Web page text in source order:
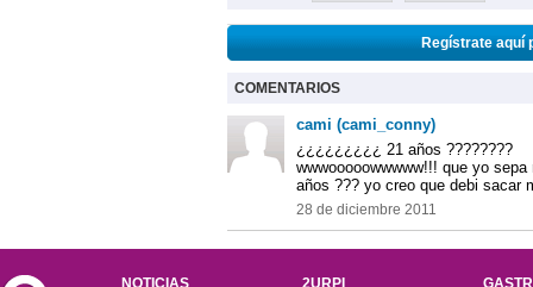
Regístrate aquí
COMENTARIOS
cami (cami_conny)
¿¿¿¿¿¿¿¿¿ 21 años ????????
wwwooooowwwww!!! que yo
años ??? yo creo que debi sacar
28 de diciembre 2011
NOTICIAS 2URPI